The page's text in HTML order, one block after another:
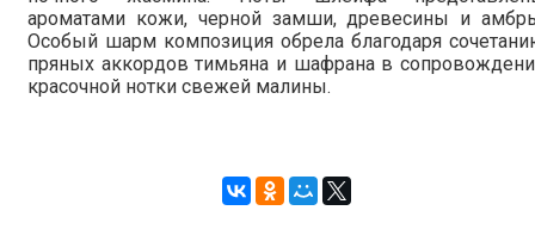
ароматами кожи, черной замши, древесины и
Особый шарм композиция обрела благодаря
пряных аккордов тимьяна и шафрана в
красочной нотки свежей малины.